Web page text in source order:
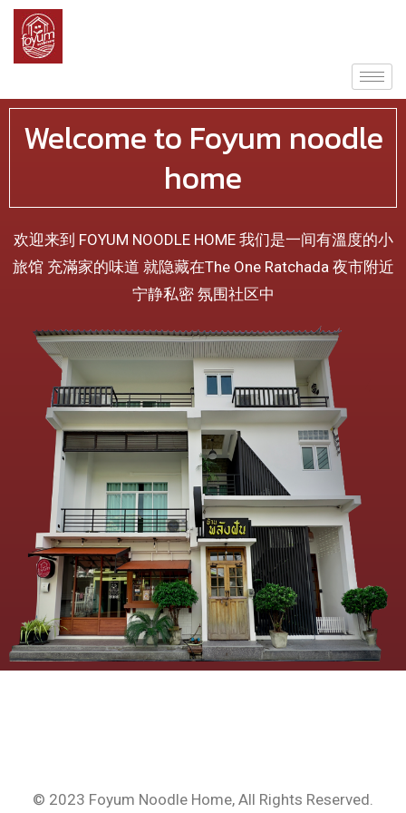
Welcome to Foyum noodle
home
欢迎来到 FOYUM NOODLE HOME 我们是一间有溫度的小
旅馆 充滿家的味道 就隐藏在The One Ratchada 夜市附近
宁静私密 氛围社区中
© 2023 Foyum Noodle Home, All Rights Reserved.